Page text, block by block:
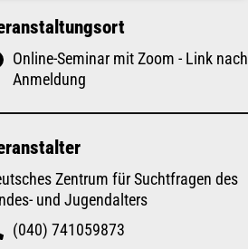
Online-Seminar mit Zoom - Link nach
Anmeldung
Zentrum für Suchtfragen des
und Jugendalters
(040) 741059873